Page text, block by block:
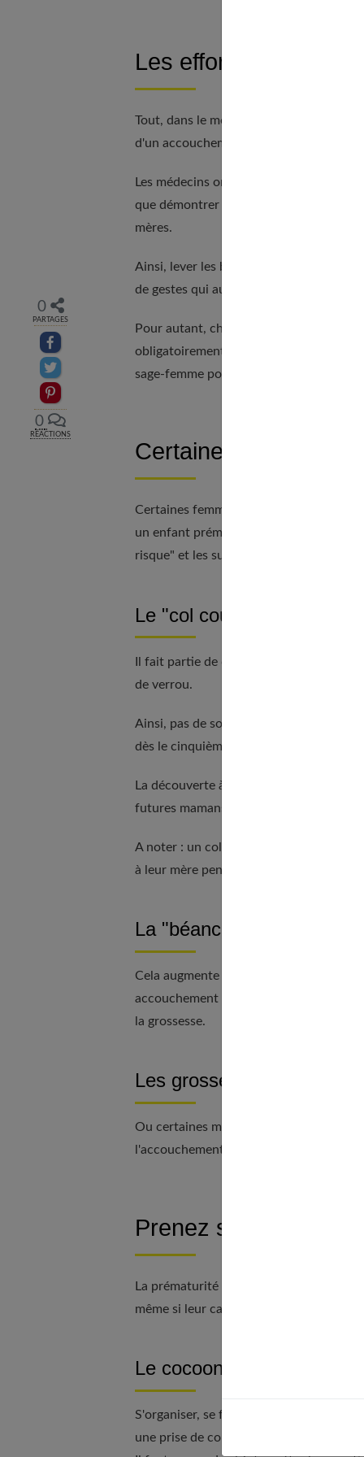
0
PARTAGES
Partager sur facebook
Partager sur Twitter
Epingler sur Pinterest
0
RÉACTIONS
Les efforts et le
Tout, dans le mode de vie les efforts, le
d'un accouchement prématuré.
Les médecins ont très vite identifié,
que démontrer scientifiquement ce
mères.
Ainsi, lever les bras, porter des paquets
de gestes qui augmentent le risque
Pour autant, chaque femme est
obligatoirement par une autre. Il est
sage-femme pour avoir une prise en
Certaines femmes
Certaines femmes présentent des
un enfant prématuré. Heureusement,
risque" et les suivre plus attentivement.
Le "col court"
Il fait partie de ces prédispositions
de verrou.
Ainsi, pas de sortie du bébé avant
dès le cinquième ou le sixième mois.
La découverte à l'examen d'un col
futures mamans devront alors très vite
A noter : un col court peut être,
à leur mère pendant une grossesse : le
La "béance du col"
Cela augmente aussi le risque de
accouchement prématuré, par exemple,
la grossesse.
Les grossesses multiples
Ou certaines maladies, comme une
l'accouchement pour préserver la santé
Prenez soin de vous !
La prématurité n'est pas une fatalité.
même si leur carrière leur tient à cœur...
Le cocooning avant tout
S'organiser, se faire chouchouter, le
une prise de conscience. D'abord des